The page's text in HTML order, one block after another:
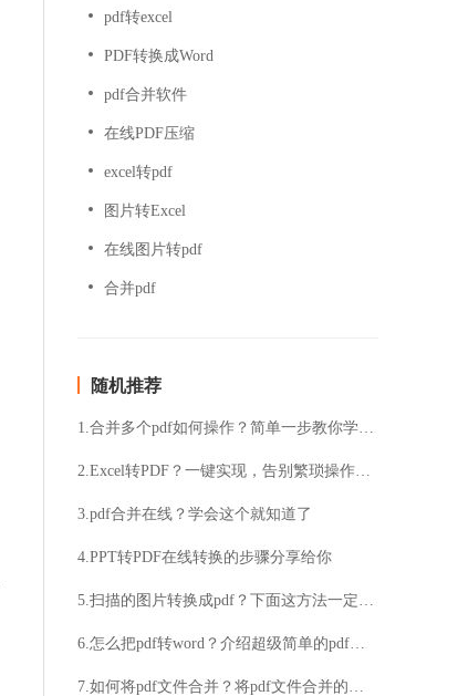
pdf转excel
PDF转换成Word
pdf合并软件
在线PDF压缩
excel转pdf
图片转Excel
在线图片转pdf
合并pdf
随机推荐
1.合并多个pdf如何操作？简单一步教你学会合并
2.Excel转PDF？一键实现，告别繁琐操作！想知道如何快速将Excel转换成PDF？来了解一下！
3.pdf合并在线？学会这个就知道了
4.PPT转PDF在线转换的步骤分享给你
5.扫描的图片转换成pdf？下面这方法一定要记住
6.怎么把pdf转word？介绍超级简单的pdf转word方法
7.如何将pdf文件合并？将pdf文件合并的方法